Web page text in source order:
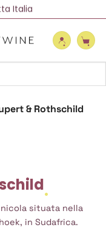
69 €
Italia
& Rothschild
situata nella
in Sudafrica.